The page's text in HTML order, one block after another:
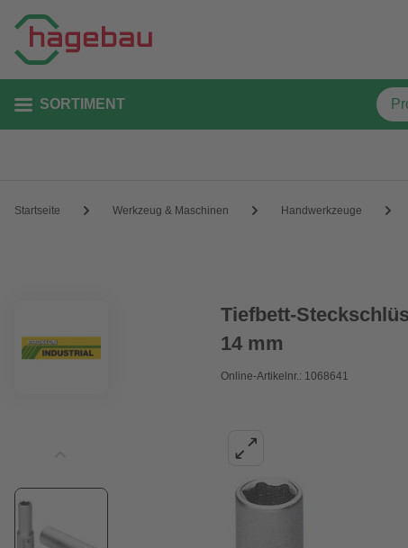
SORTIMENT
Startseite Werkzeug & Maschinen Handwerkzeuge
Tiefbett-
14 mm
Online-Artikelnr.: 1068641